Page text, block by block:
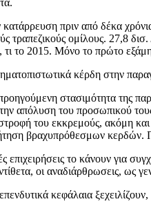
πριν από δέκα
τραπεζικούς ομίλους. 27,8
το 2015. Μόνο το πρώτο
κέρδη στην
στασιμότητα της
απόλυση του προσωπικού
του εκκρεμούς, ακόμη
βραχυπρόθεσμων κερδών.
επιχειρήσεις το κάνουν για
οι αναδιάρθρωσεις, ως
κεφάλαια